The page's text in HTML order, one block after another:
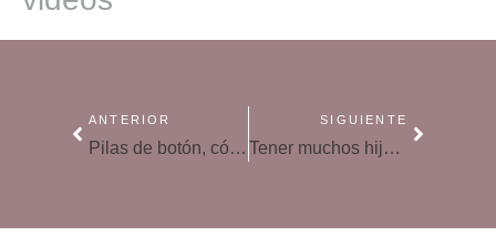
ANTERIOR
Pilas de botón, cómo proceder si el niño se traga una
SIGUIENTE
Tener muchos hijos ayuda a reducir los síntomas el envejecimiento